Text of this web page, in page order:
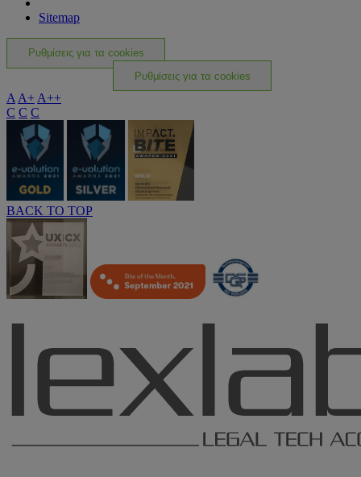
Sitemap
Ρυθμίσεις για τα cookies
Ρυθμίσεις για τα cookies
A A+ A++
C C C
BACK TO TOP